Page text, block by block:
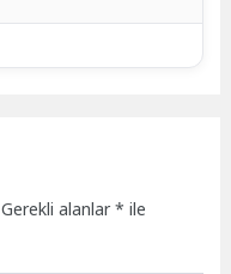
Gerekli alanlar* ile